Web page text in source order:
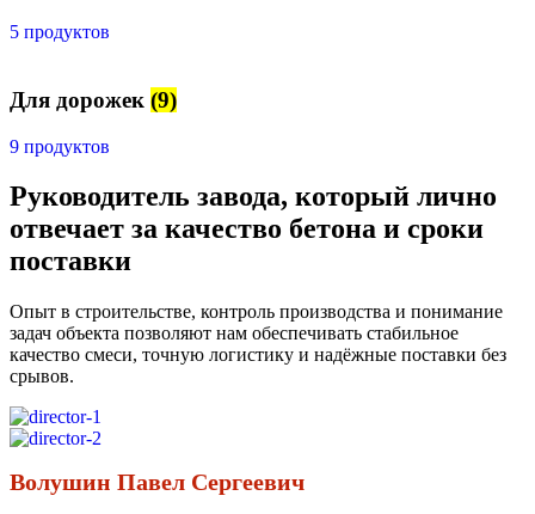
5 продуктов
Для дорожек (9)
9 продуктов
Руководитель завода, который лично
отвечает за качество бетона и сроки
поставки
Опыт в строительстве, контроль производства и понимание
задач объекта позволяют нам обеспечивать стабильное
качество смеси, точную логистику и надёжные поставки без
срывов.
Волушин Павел Сергеевич